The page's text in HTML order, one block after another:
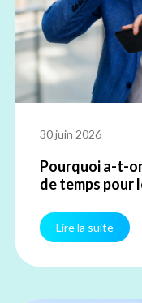
30 juin 2026
Pourquoi a-t-
de temps pour
Lire la suite